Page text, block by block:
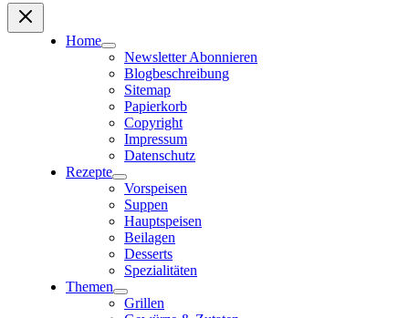
Home
Newsletter Abonnieren
Blogbeschreibung
Sitemap
Papierkorb
Copyright
Impressum
Datenschutz
Rezepte
Vorspeisen
Suppen
Hauptspeisen
Beilagen
Desserts
Spezialitäten
Themen
Grillen